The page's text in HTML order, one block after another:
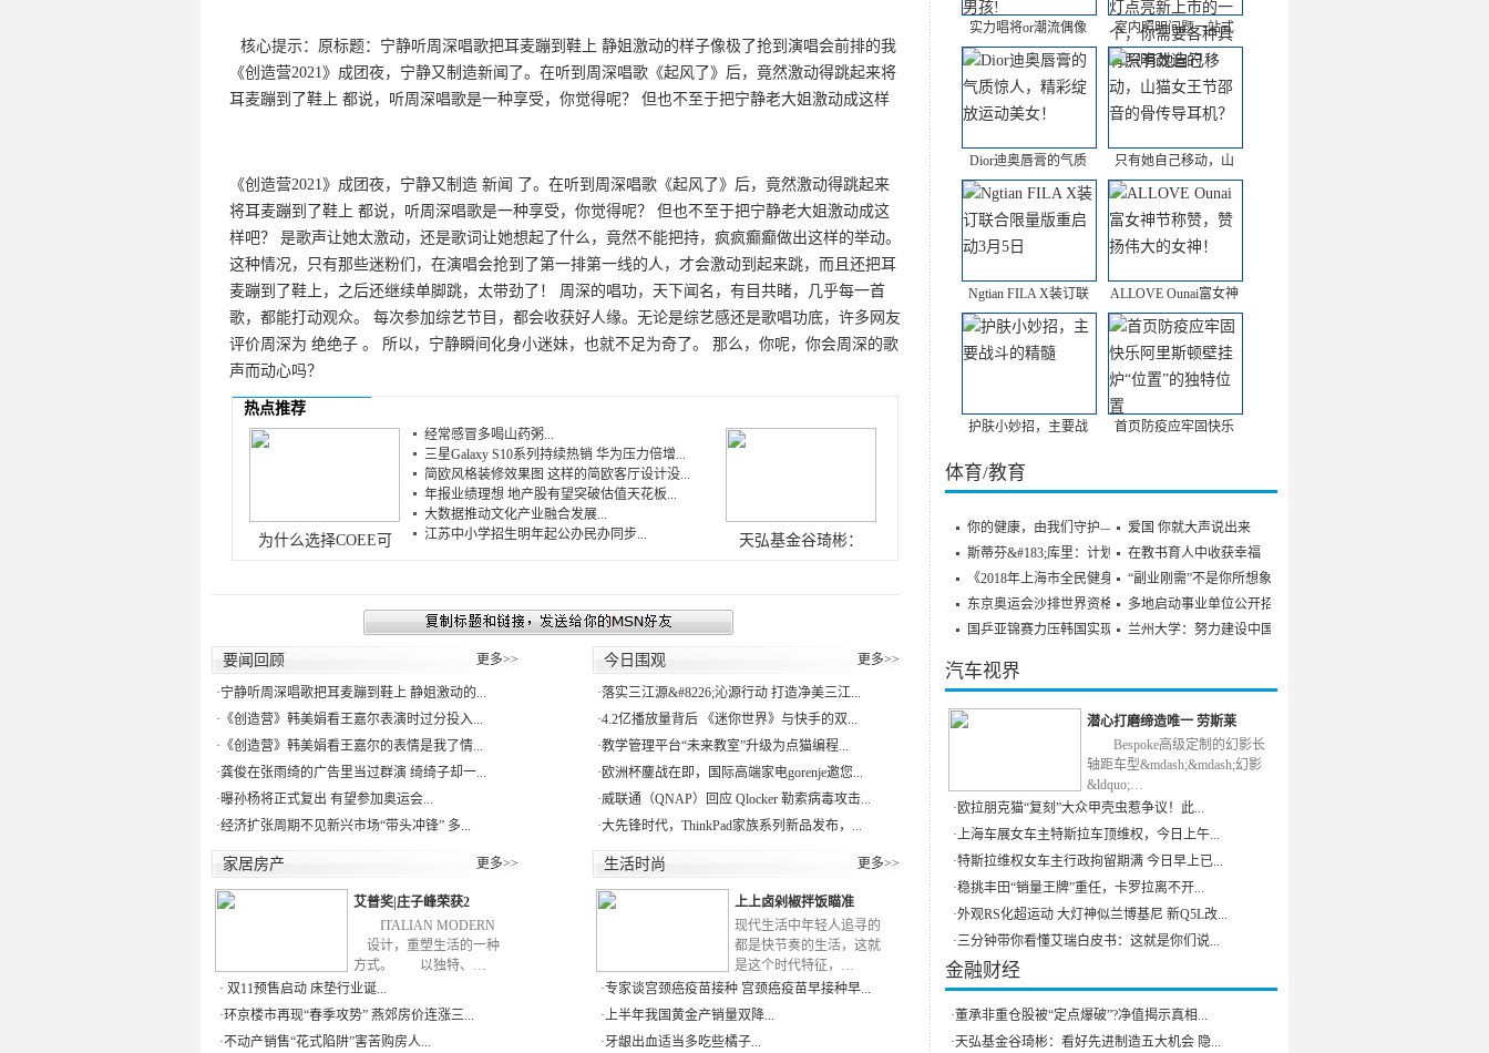
核心提示：原标题：宁静听周深唱歌把耳麦蹦到鞋上 静姐激动的样子像极了抢到演唱会前排的我
《创造营2021》成团夜，宁静又制造新闻了。在听到周深唱歌《起风了》后，竟然激动得跳起来将
耳麦蹦到了鞋上 都说，听周深唱歌是一种享受，你觉得呢？ 但也不至于把宁静老大姐激动成这样
《创造营2021》成团夜，宁静又制造 新闻 了。在听到周深唱歌《起风了》后，竟然激动得跳起来
将耳麦蹦到了鞋上 都说，听周深唱歌是一种享受，你觉得呢？ 但也不至于把宁静老大姐激动成这
样吧？ 是歌声让她太激动，还是歌词让她想起了什么，竟然不能把持，疯疯癫癫做出这样的举动。
这种情况，只有那些迷粉们，在演唱会抢到了第一排第一线的人，才会激动到起来跳，而且还把耳
麦蹦到了鞋上，之后还继续单脚跳，太带劲了！ 周深的唱功，天下闻名，有目共睹，几乎每一首
歌，都能打动观众。 每次参加综艺节目，都会收获好人缘。无论是综艺感还是歌唱功底，许多网友
评价周深为 绝绝子 。 所以，宁静瞬间化身小迷妹，也就不足为奇了。 那么，你呢，你会周深的歌
声而动心吗？
热点推荐
为什么选择COEE可
经常感冒多喝山药粥...
三星Galaxy S10系列持续热销 华为压力倍增...
简欧风格装修效果图 这样的简欧客厅设计没...
年报业绩理想 地产股有望突破估值天花板...
大数据推动文化产业融合发展...
江苏中小学招生明年起公办民办同步...
天弘基金谷琦彬：
要闻回顾 更多>>
·宁静听周深唱歌把耳麦蹦到鞋上 静姐激动的...
· 《创造营》韩美娟看王嘉尔表演时过分投入...
· 《创造营》韩美娟看王嘉尔的表情是我了情...
·龚俊在张雨绮的广告里当过群演 绮绮子却一...
·曝孙杨将正式复出 有望参加奥运会...
·经济扩张周期不见新兴市场“带头冲锋” 多...
今日围观 更多>>
·落实三江源&#8226;沁源行动 打造净美三江...
·4.2亿播放量背后 《迷你世界》与快手的双...
·教学管理平台“未来教室”升级为点猫编程...
· 欧洲杯鏖战在即，国际高端家电gorenje邀您...
·威联通（QNAP）回应 Qlocker 勒索病毒攻击...
·大先锋时代，ThinkPad家族系列新品发布，...
家居房产 更多>>
艾普奖|庄子峰荣获2
ITALIAN MODERN
设计，重塑生活的一种
方式。 以独特、…
· 双11预售启动 床垫行业诞...
·环京楼市再现“春季攻势” 燕郊房价连涨三...
·不动产销售“花式陷阱”害苦购房人...
生活时尚 更多>>
上上卤剁椒拌饭瞄准
现代生活中年轻人追寻的
都是快节奏的生活，这就
是这个时代特征，…
·专家谈宫颈癌疫苗接种 宫颈癌疫苗早接种早...
·上半年我国黄金产销量双降...
·牙龈出血适当多吃些橘子...
实力唱将or潮流偶像 室内照明问题一站式
Dior迪奥唇膏的气质 只有她自己移动，山
Ngtian FILA X装订联 ALLOVE Ounai富女神
护肤小妙招，主要战 首页防疫应牢固快乐
体育/教育
你的健康，由我们守护——
斯蒂芬&#183;库里：计划参
《2018年上海市全民健身发
东京奥运会沙排世界资格赛
国乒亚锦赛力压韩国实现男
爱国 你就大声说出来
在教书育人中收获幸福
“副业刚需”不是你所想象
多地启动事业单位公开招聘
兰州大学：努力建设中国特
汽车视界
潜心打磨缔造唯一 劳斯莱
Bespoke高级定制的幻影长
轴距车型&mdash;&mdash;幻影
&ldquo;…
· 欧拉朋克猫“复刻”大众甲壳虫惹争议！此...
·上海车展女车主特斯拉车顶维权，今日上午...
·特斯拉维权女车主行政拘留期满 今日早上已...
·稳挑丰田“销量王牌”重任，卡罗拉离不开...
·外观RS化超运动 大灯神似兰博基尼 新Q5L改...
·三分钟带你看懂艾瑞白皮书：这就是你们说...
金融财经
·董承非重仓股被“定点爆破”?净值揭示真相...
·天弘基金谷琦彬：看好先进制造五大机会 隐...